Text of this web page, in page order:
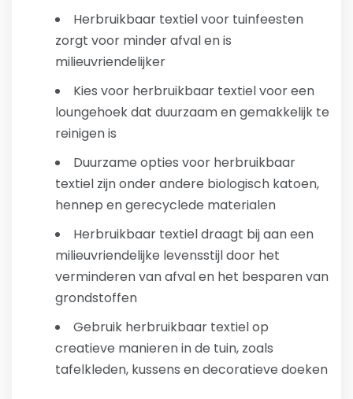
Herbruikbaar textiel voor tuinfeesten
zorgt voor minder afval en is
milieuvriendelijker
Kies voor herbruikbaar textiel voor een
loungehoek dat duurzaam en gemakkelijk te
reinigen is
Duurzame opties voor herbruikbaar
textiel zijn onder andere biologisch katoen,
hennep en gerecyclede materialen
Herbruikbaar textiel draagt bij aan een
milieuvriendelijke levensstijl door het
verminderen van afval en het besparen van
grondstoffen
Gebruik herbruikbaar textiel op
creatieve manieren in de tuin, zoals
tafelkleden, kussens en decoratieve doeken